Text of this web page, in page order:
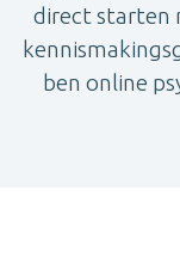
direct starten
ben online